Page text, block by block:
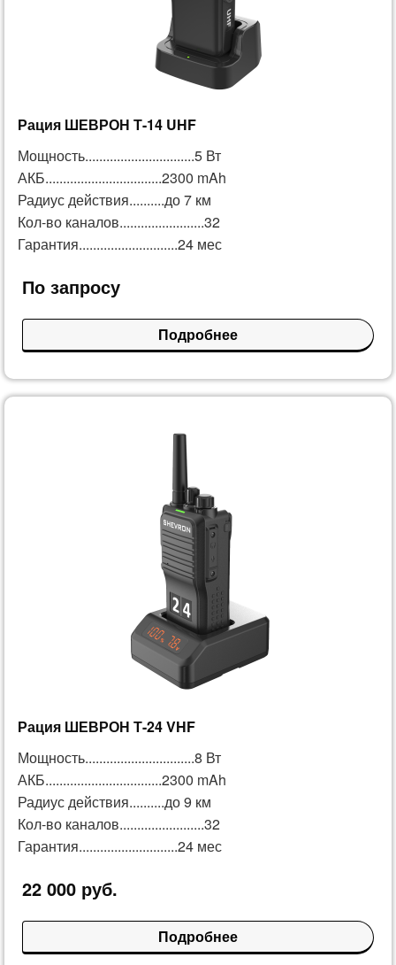
Рация ШЕВРОН Т-14 UHF
Мощность...............................5 Вт
АКБ.................................2300 mAh
Радиус действия..........до 7 км
Кол-во каналов........................32
Гарантия............................24 мес
По запросу
Подробнее
Рация ШЕВРОН Т-24 VHF
Мощность...............................8 Вт
АКБ.................................2300 mAh
Радиус действия..........до 9 км
Кол-во каналов........................32
Гарантия............................24 мес
22 000 руб.
Подробнее